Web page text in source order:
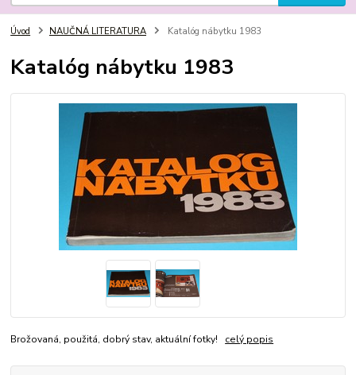
Úvod NAUČNÁ LITERATURA Katalóg nábytku 1983
Katalóg nábytku 1983
Brožovaná, použitá, dobrý stav, aktuální fotky! celý popis